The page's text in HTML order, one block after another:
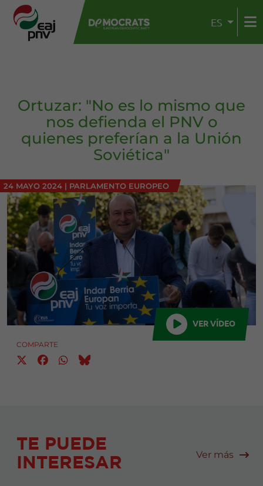
ES
Ortuzar: "No es lo mismo que
nos defienda el PNV o
quienes preferían a la Unión
Soviética"
24 MAYO 2024 | PARLAMENTO EUROPEO
VER VÍDEO
COMPARTE
TE PUEDE
INTERESAR
Ver más